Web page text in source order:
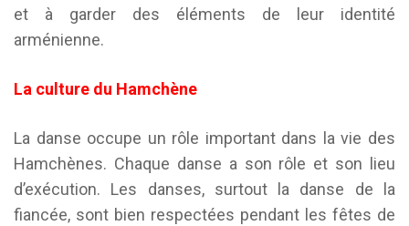
et à garder des éléments de leur identité
arménienne.
La culture du Hamchène
La danse occupe un rôle important dans la vie des
Hamchènes. Chaque danse a son rôle et son lieu
d’exécution. Les danses, surtout la danse de la
fiancée, sont bien respectées pendant les fêtes de